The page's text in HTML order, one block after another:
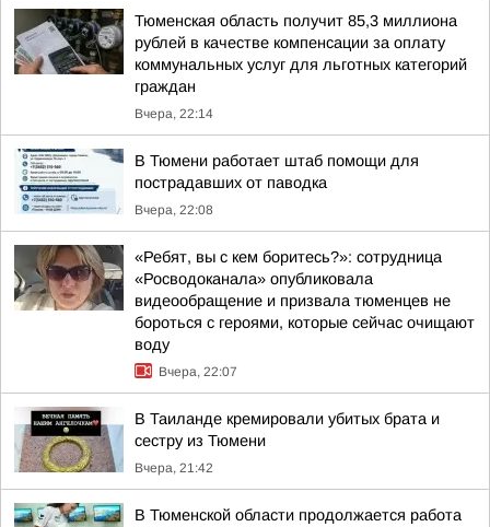
Тюменская область получит 85,3 миллиона
рублей в качестве компенсации за оплату
коммунальных услуг для льготных категорий
граждан
Вчера, 22:14
В Тюмени работает штаб помощи для
пострадавших от паводка
Вчера, 22:08
«Ребят, вы с кем боритесь?»: сотрудница
«Росводоканала» опубликовала
видеообращение и призвала тюменцев не
бороться с героями, которые сейчас очищают
воду
Вчера, 22:07
В Таиланде кремировали убитых брата и
сестру из Тюмени
Вчера, 21:42
В Тюменской области продолжается работа